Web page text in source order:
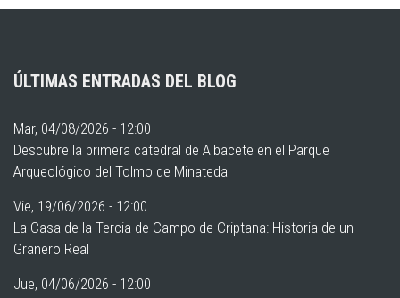
ÚLTIMAS ENTRADAS DEL BLOG
Mar, 04/08/2026 - 12:00
Descubre la primera catedral de Albacete en el Parque
Arqueológico del Tolmo de Minateda
Vie, 19/06/2026 - 12:00
La Casa de la Tercia de Campo de Criptana: Historia de un
Granero Real
Jue, 04/06/2026 - 12:00